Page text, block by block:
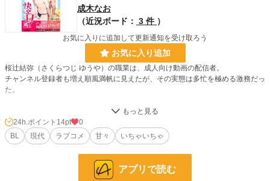
成木なお
（近況ボード： 3 件 ）
お気に入りに追加して更新通知を受け取ろう
お気に入り追加
桜辻結弥（さくらつじ ゆうや）の職業は、成人向け動画の配信者。
チャンネル登録者も増え順風満帆に見えたが、その実態は多忙を極める激務だっ
た。
事務所に相談し、ようやく見つかったアシスタント候補。
しかし、面接当日に現れたのは、黒塗りの高級車で乗り付けた、キラキラ輝く金
髪碧眼の美少年――エリアスだった。
「貴方を振り向かせるために来たんです。ボクに恋してくれませんか？」
仕事は完璧、恋には超積極的でグイグイくる貴族との物語が今始まる！
24h.ポイント 14pt
0
BL
現代 ラブコメ 甘々 いちゃいちゃ
アプリで読む